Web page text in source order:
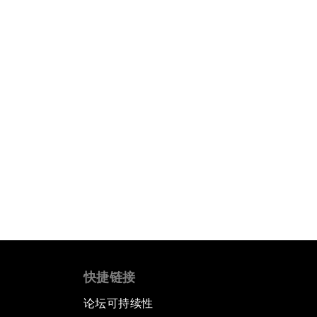
快捷链接
论坛可持续性